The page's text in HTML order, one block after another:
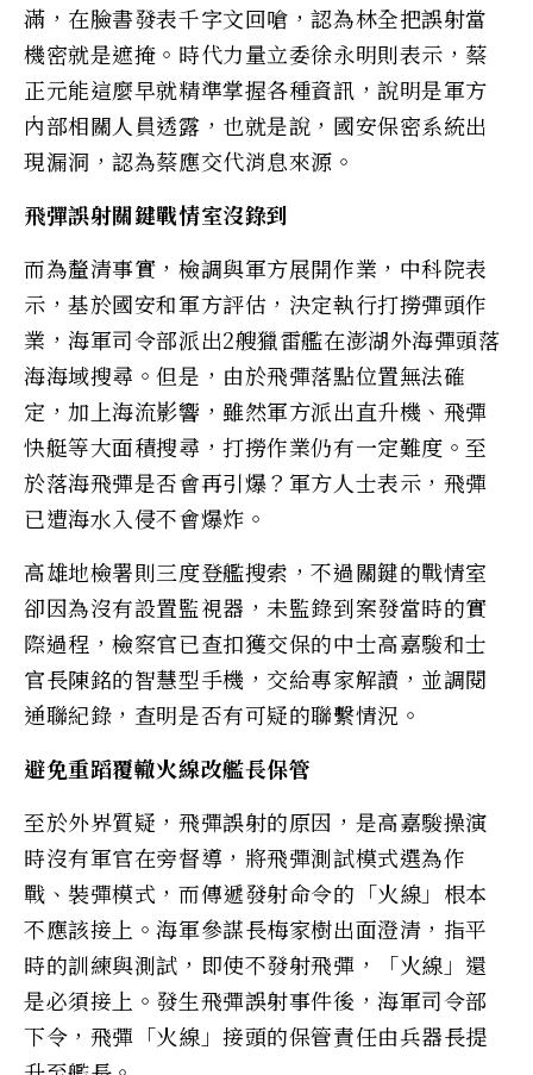
滿，在臉書發表千字文回嗆，認為林全把誤射當
機密就是遮掩。時代力量立委徐永明則表示，蔡
正元能這麼早就精準掌握各種資訊，說明是軍方
內部相關人員透露，也就是說，國安保密系統出
現漏洞，認為蔡應交代消息來源。
飛彈誤射關鍵戰情室沒錄到
而為釐清事實，檢調與軍方展開作業，中科院表
示，基於國安和軍方評估，決定執行打撈彈頭作
業，海軍司令部派出2艘獵雷艦在澎湖外海彈頭落
海海域搜尋。但是，由於飛彈落點位置無法確
定，加上海流影響，雖然軍方派出直升機、飛彈
快艇等大面積搜尋，打撈作業仍有一定難度。至
於落海飛彈是否會再引爆？軍方人士表示，飛彈
已遭海水入侵不會爆炸。
高雄地檢署則三度登艦搜索，不過關鍵的戰情室
卻因為沒有設置監視器，未監錄到案發當時的實
際過程，檢察官已查扣獲交保的中士高嘉駿和士
官長陳銘的智慧型手機，交給專家解讀，並調閱
通聯紀錄，查明是否有可疑的聯繫情況。
避免重蹈覆轍火線改艦長保管
至於外界質疑，飛彈誤射的原因，是高嘉駿操演
時沒有軍官在旁督導，將飛彈測試模式選為作
戰、裝彈模式，而傳遞發射命令的「火線」根本
不應該接上。海軍參謀長梅家樹出面澄清，指平
時的訓練與測試，即使不發射飛彈，「火線」還
是必須接上。發生飛彈誤射事件後，海軍司令部
下令，飛彈「火線」接頭的保管責任由兵器長提